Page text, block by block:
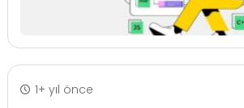
1+ yıl önce